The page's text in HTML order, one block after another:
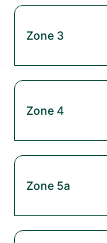
Zone 3
Zone 4
Zone 5a